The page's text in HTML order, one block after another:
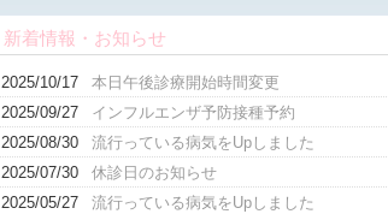
新着情報・お知らせ
2025/10/17
本日午後診療開始時間変更
2025/09/27
インフルエンザ予防接種予約
2025/08/30
流行っている病気をUpしました
2025/07/30
休診日のお知らせ
2025/05/27
流行っている病気をUpしました